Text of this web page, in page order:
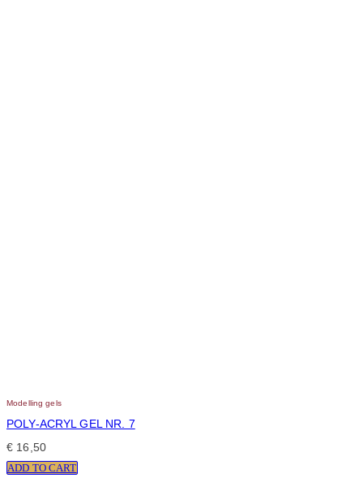
Modelling gels
POLY-ACRYL GEL NR. 7
€ 16,50
ADD TO CART